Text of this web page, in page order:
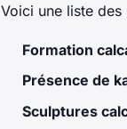
Voici une liste
Formation
Présence de
Sculptures